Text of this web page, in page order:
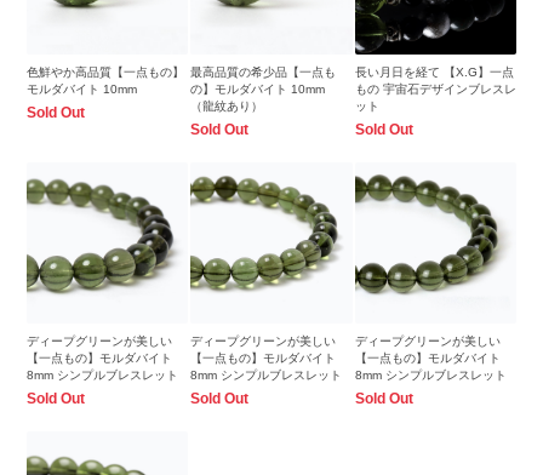
色鮮やか高品質【一点もの】
モルダバイト 10mm
Sold Out
最高品質の希少品【一点も
の】モルダバイト 10mm
（龍紋あり）
Sold Out
長い月日を経て 【X.G】一点
もの 宇宙石デザインブレスレ
ット
Sold Out
ディープグリーンが美しい
【一点もの】モルダバイト
8mm シンプルブレスレット
Sold Out
ディープグリーンが美しい
【一点もの】モルダバイト
8mm シンプルブレスレット
Sold Out
ディープグリーンが美しい
【一点もの】モルダバイト
8mm シンプルブレスレット
Sold Out